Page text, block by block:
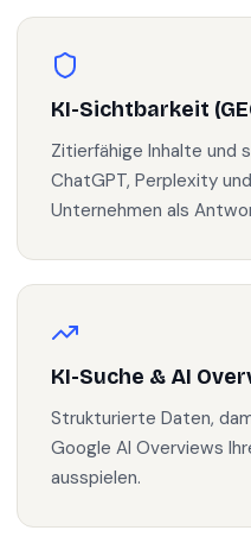
KI-Sichtbarkeit
Zitierfähige Inhalte und
ChatGPT, Perplexity
Unternehmen als
KI-Suche & AI
Strukturierte Daten,
Google AI Overviews
ausspielen.